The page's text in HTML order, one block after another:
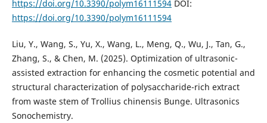
https://doi.org/10.3390/polym16111594DOI:
https://doi.org/10.3390/polym16111594
Liu, Y., Wang, S., Yu, X., Wang, L., Meng, Q., Wu, J., Tan, G.,
Zhang, S., & Chen, M. (2025). Optimization of ultrasonic-
assisted extraction for enhancing the cosmetic potential and
structural characterization of polysaccharide-rich extract
from waste stem of Trollius chinensis Bunge. Ultrasonics
Sonochemistry.